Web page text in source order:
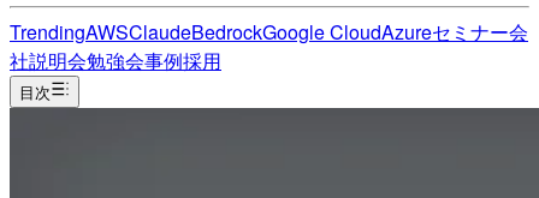
TrendingAWSClaudeBedrockGoogle CloudAzureセミナー会
社説明会勉強会事例採用
目次